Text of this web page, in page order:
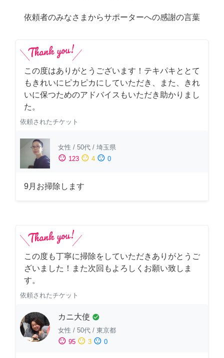
依頼者のみなさまからサポーターへの感謝の言葉
この度はありがとうございます！テキパキととて
もきれいにピカピカにしていただき、また、きれ
いに保つためのアドバイスもいただき助かりまし
た。
依頼されたチケット
女性 / 50代 / 埼玉県
sentiment_satisfied 123 sentiment_neutral 4 sentiment_dissatisfied 0
9月お掃除します
この度も丁寧に掃除をしていただきありがとうご
ざいました！また次回もよろしくお願い致しま
す。
依頼されたチケット
カニ大使 check_circle
女性 / 50代 / 東京都
sentiment_satisfied 95 sentiment_neutral 3 sentiment_dissatisfied 0